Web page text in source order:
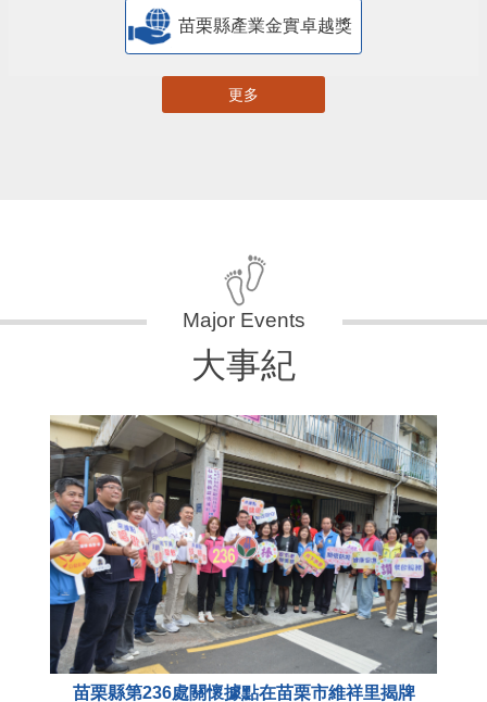
苗栗縣產業金實卓越獎
更多
大事紀
苗栗縣第236處關懷據點在苗栗市維祥里揭牌